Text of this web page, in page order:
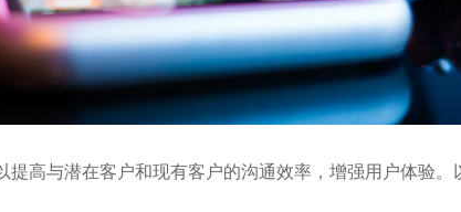
提高与潜在客户和现有客户的沟通效率，增强用户体验。